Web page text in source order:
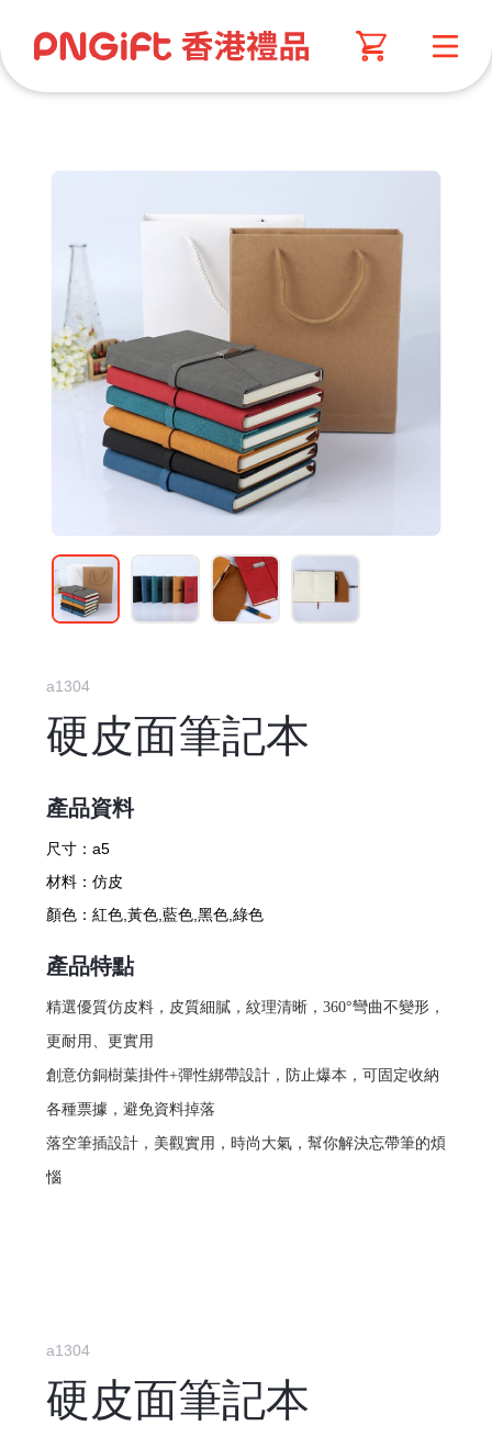
a1304
硬皮面筆記本
產品資料
尺寸： a5
材料： 仿皮
顏色： 紅色,黃色,藍色,黑色,綠色
產品特點
精選優質仿皮料，皮質細膩，紋理清晰，360°彎曲不變形，
更耐用、更實用
創意仿銅樹葉掛件+彈性綁帶設計，防止爆本，可固定收納
各種票據，避免資料掉落
落空筆插設計，美觀實用，時尚大氣，幫你解決忘帶筆的煩
惱
a1304
硬皮面筆記本